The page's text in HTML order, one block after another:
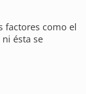
factores como el
ésta se